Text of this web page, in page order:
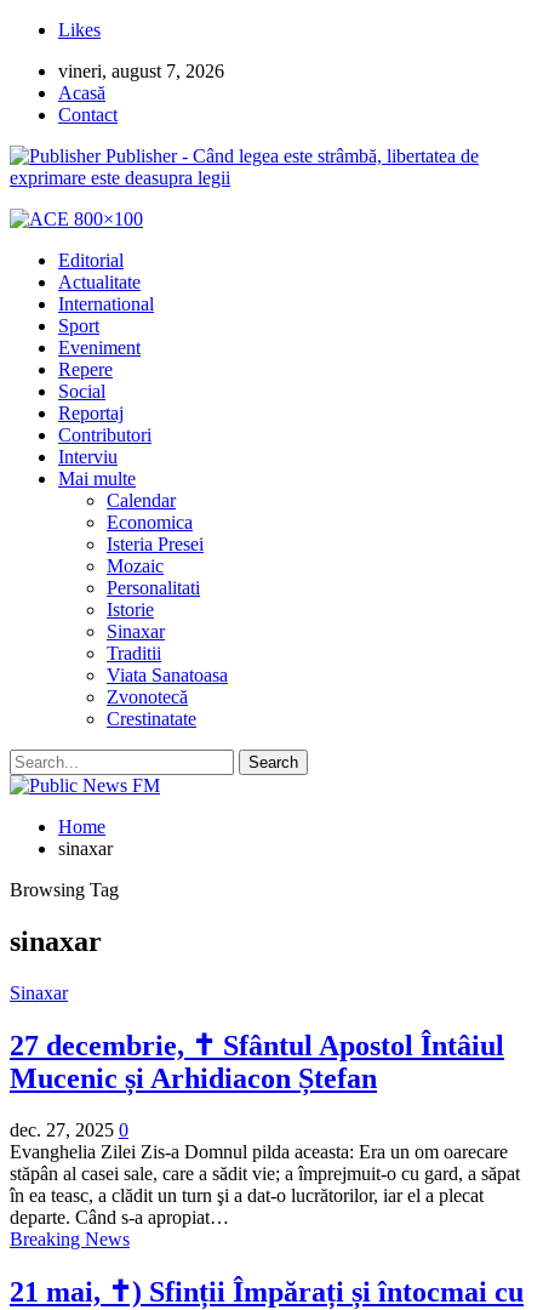
Likes
vineri, august 7, 2026
Acasă
Contact
Publisher - Când legea este strâmbă, libertatea de
exprimare este deasupra legii
Editorial
Actualitate
International
Sport
Eveniment
Repere
Social
Reportaj
Contributori
Interviu
Mai multe
Calendar
Economica
Isteria Presei
Mozaic
Personalitati
Istorie
Sinaxar
Traditii
Viata Sanatoasa
Zvonotecă
Crestinatate
Home
sinaxar
Browsing Tag
sinaxar
Sinaxar
27 decembrie, ✝ Sfântul Apostol Întâiul
Mucenic și Arhidiacon Ștefan
dec. 27, 2025 0
Evanghelia Zilei Zis-a Domnul pilda aceasta: Era un om oarecare
stăpân al casei sale, care a sădit vie; a împrejmuit-o cu gard, a săpat
în ea teasc, a clădit un turn şi a dat-o lucrătorilor, iar el a plecat
departe. Când s-a apropiat…
Breaking News
21 mai, ✝) Sfinții Împărați și întocmai cu